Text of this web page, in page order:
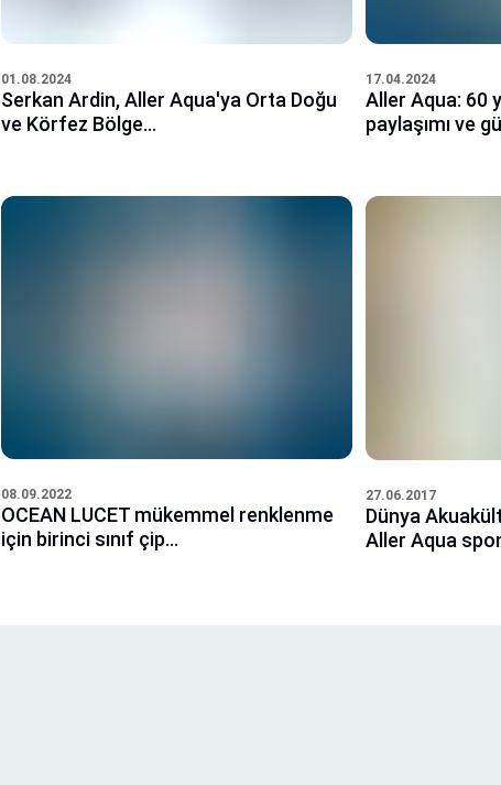
01.08.2024
Serkan Ardin, Aller Aqua'ya Orta Doğu
ve Körfez Bölge...
17.04.2024
Aller Aqua: 60
paylaşımı ve
08.09.2022
OCEAN LUCET mükemmel renklenme
için birinci sınıf çip...
27.06.2017
Dünya
Aller Aqua